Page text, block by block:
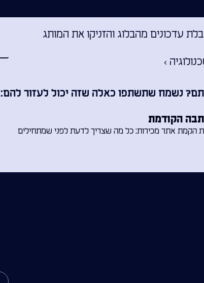
עדכונים מהבלוג והזניקו את המותג
›
נשמח שתשתפו כאלה שזה יכול לעזור להם:
הקודמת
הקמת אתר מכירות: כל מה שצריך לדעת לפני שמתחילים